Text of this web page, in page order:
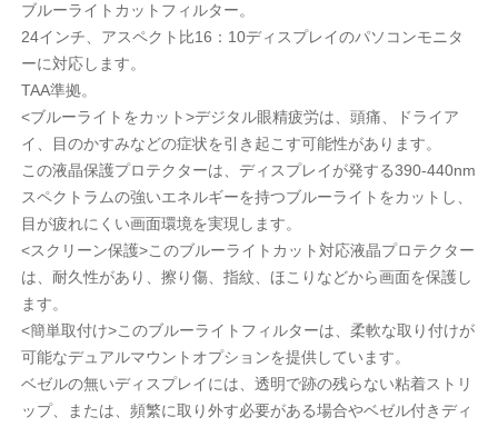
ブルーライトカットフィルター。
24インチ、アスペクト比16：10ディスプレイのパソコンモニタ
ーに対応します。
TAA準拠。
<ブルーライトをカット>デジタル眼精疲労は、頭痛、ドライア
イ、目のかすみなどの症状を引き起こす可能性があります。
この液晶保護プロテクターは、ディスプレイが発する390-440nm
スペクトラムの強いエネルギーを持つブルーライトをカットし、
目が疲れにくい画面環境を実現します。
<スクリーン保護>このブルーライトカット対応液晶プロテクター
は、耐久性があり、擦り傷、指紋、ほこりなどから画面を保護し
ます。
<簡単取付け>このブルーライトフィルターは、柔軟な取り付けが
可能なデュアルマウントオプションを提供しています。
ベゼルの無いディスプレイには、透明で跡の残らない粘着ストリ
ップ、または、頻繁に取り外す必要がある場合やベゼル付きディ